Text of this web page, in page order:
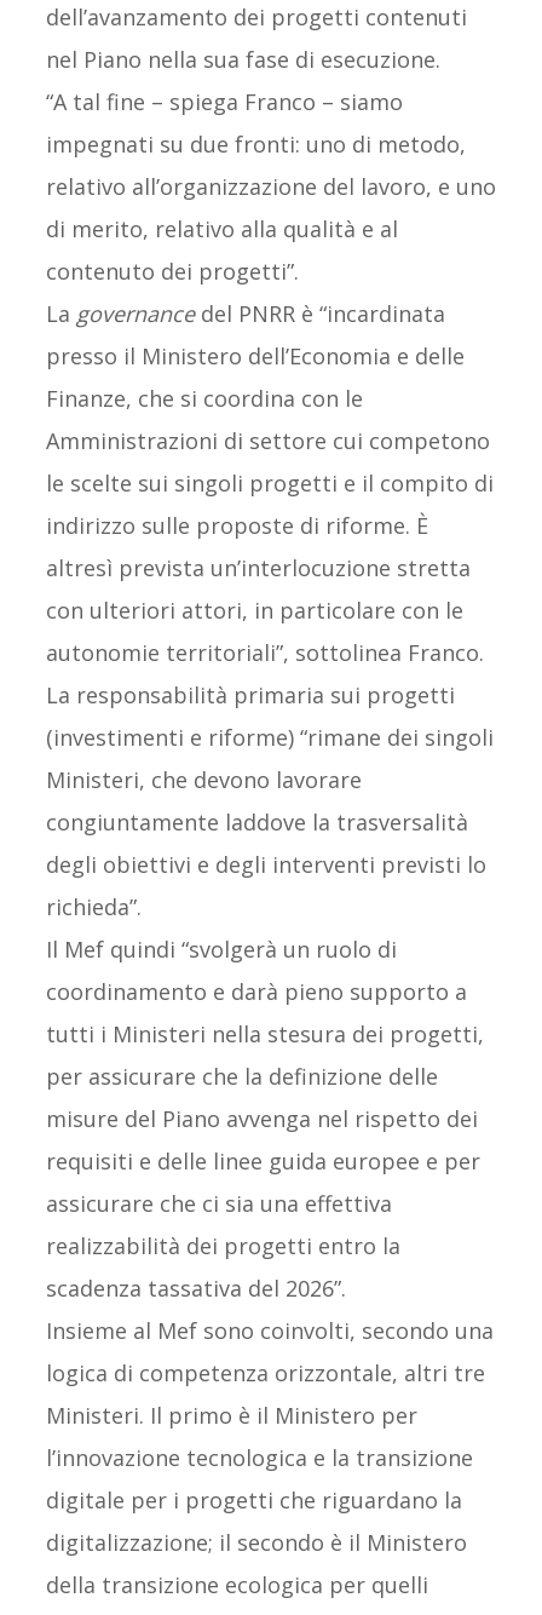
dell’avanzamento dei progetti contenuti
nel Piano nella sua fase di esecuzione.
“A tal fine – spiega Franco – siamo
impegnati su due fronti: uno di metodo,
relativo all’organizzazione del lavoro, e uno
di merito, relativo alla qualità e al
contenuto dei progetti”.
La governancedel PNRR è “incardinata
presso il Ministero dell’Economia e delle
Finanze, che si coordina con le
Amministrazioni di settore cui competono
le scelte sui singoli progetti e il compito di
indirizzo sulle proposte di riforme. È
altresì prevista un’interlocuzione stretta
con ulteriori attori, in particolare con le
autonomie territoriali”, sottolinea Franco.
La responsabilità primaria sui progetti
(investimenti e riforme) “rimane dei singoli
Ministeri, che devono lavorare
congiuntamente laddove la trasversalità
degli obiettivi e degli interventi previsti lo
richieda”.
Il Mef quindi “svolgerà un ruolo di
coordinamento e darà pieno supporto a
tutti i Ministeri nella stesura dei progetti,
per assicurare che la definizione delle
misure del Piano avvenga nel rispetto dei
requisiti e delle linee guida europee e per
assicurare che ci sia una effettiva
realizzabilità dei progetti entro la
scadenza tassativa del 2026”.
Insieme al Mef sono coinvolti, secondo una
logica di competenza orizzontale, altri tre
Ministeri. Il primo è il Ministero per
l’innovazione tecnologica e la transizione
digitale per i progetti che riguardano la
digitalizzazione; il secondo è il Ministero
della transizione ecologica per quelli